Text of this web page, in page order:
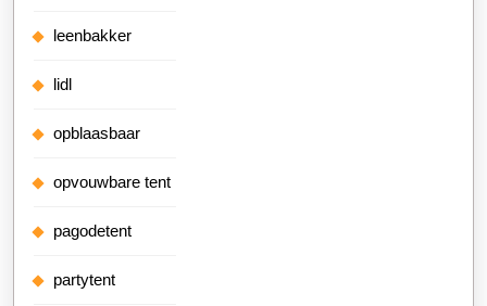
leenbakker
lidl
opblaasbaar
opvouwbare tent
pagodetent
partytent